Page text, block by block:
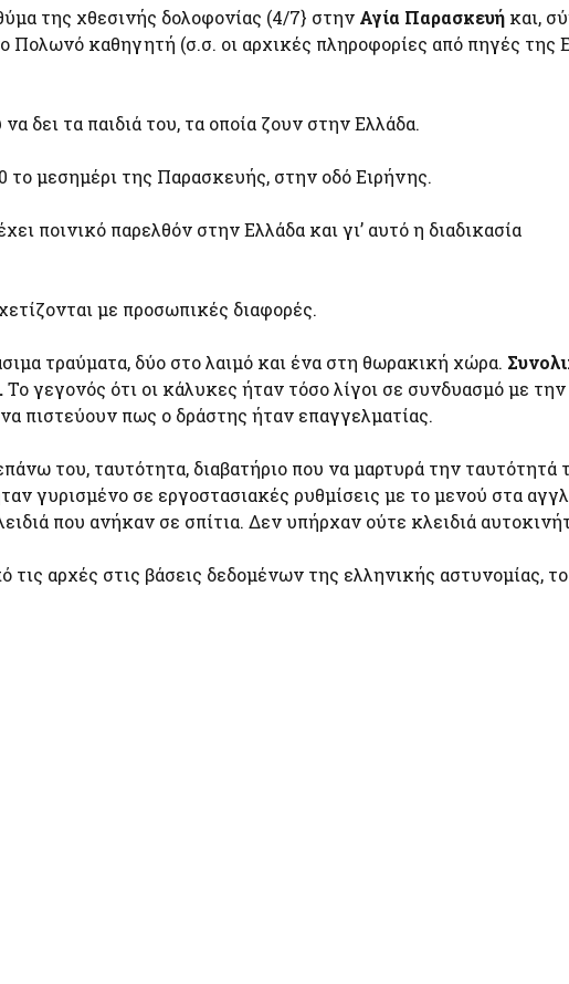
της χθεσινής δολοφονίας (4/7} στην Αγία Παρασκευή και,
Πολωνό καθηγητή (σ.σ. οι αρχικές πληροφορίες από πηγές της
δει τα παιδιά του, τα οποία ζουν στην Ελλάδα.
το μεσημέρι της Παρασκευής, στην οδό Ειρήνης.
ποινικό παρελθόν στην Ελλάδα και γι’ αυτό η διαδικασία
με προσωπικές διαφορές.
τραύματα, δύο στο λαιμό και ένα στη θωρακική χώρα.
Το γεγονός ότι οι κάλυκες ήταν τόσο λίγοι σε συνδυασμό με την
πιστεύουν πως ο δράστης ήταν επαγγελματίας.
του, ταυτότητα, διαβατήριο που να μαρτυρά την ταυτότητά
γυρισμένο σε εργοστασιακές ρυθμίσεις με το μενού στα
που ανήκαν σε σπίτια. Δεν υπήρχαν ούτε κλειδιά
τις αρχές στις βάσεις δεδομένων της ελληνικής αστυνομίας,